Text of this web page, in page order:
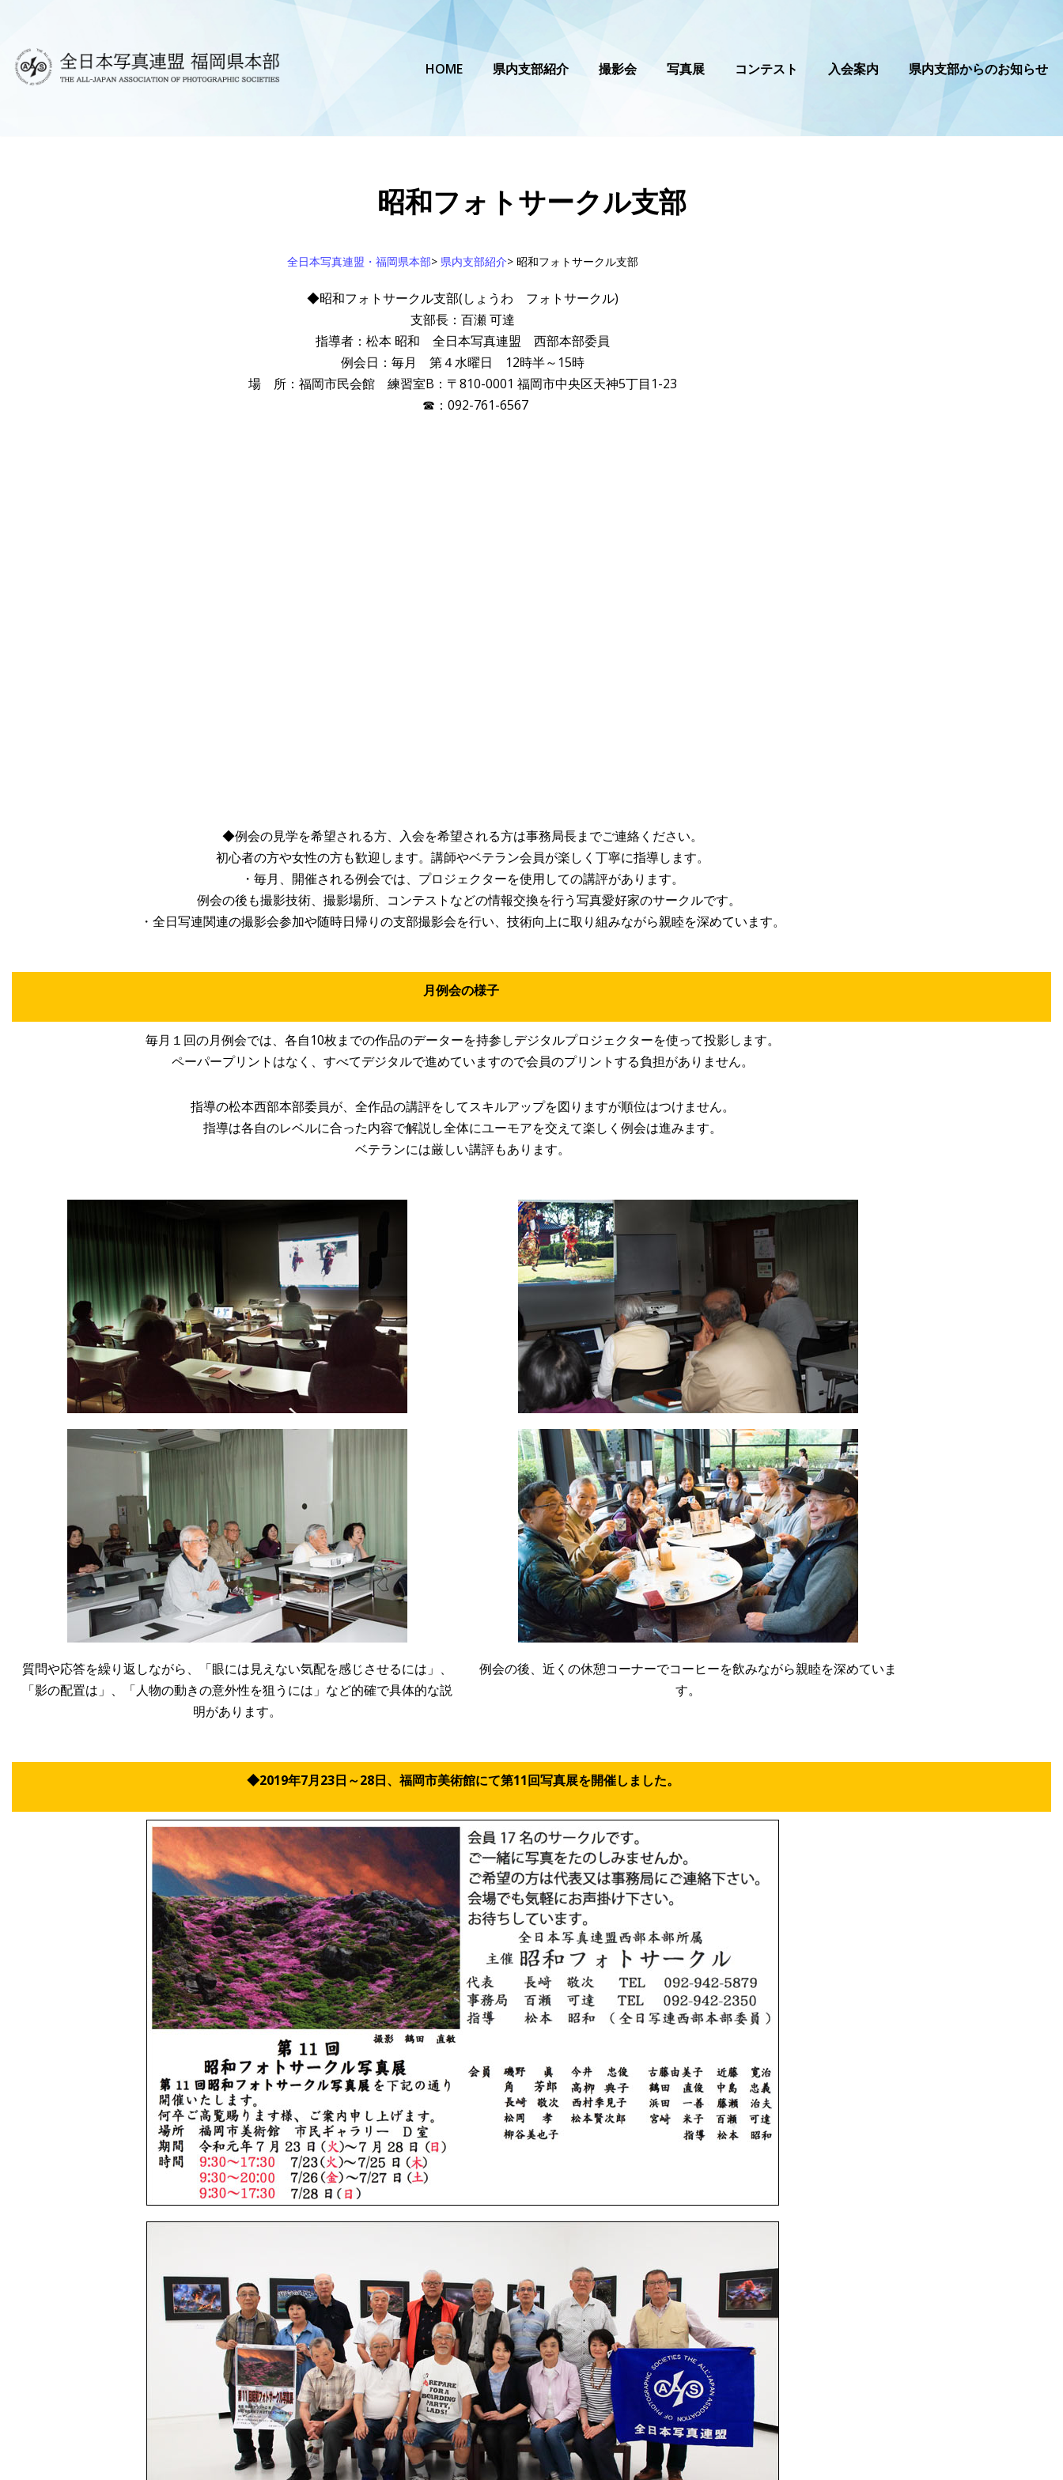
ン
テ
HOME 県内支部紹介 撮影会 写真展 コンテスト 入会案内 県内支部からのお知らせ
昭和フォトサークル支部
全日本写真連盟・福岡県本部> 県内支部紹介> 昭和フォトサークル支部
◆昭和フォトサークル支部(しょうわ フォトサークル)
支部長：百瀬 可達
指導者：松本 昭和 全日本写真連盟 西部本部委員
例会日：毎月 第４水曜日 12時半～15時
場 所：福岡市民会館 練習室B：〒810-0001 福岡市中央区天神5丁目1-23
☎：092-761-6567
◆例会の見学を希望される方、入会を希望される方は事務局長までご連絡ください。
初心者の方や女性の方も歓迎します。講師やベテラン会員が楽しく丁寧に指導します。
・毎月、開催される例会では、プロジェクターを使用しての講評があります。
例会の後も撮影技術、撮影場所、コンテストなどの情報交換を行う写真愛好家のサークルです。
・全日写連関連の撮影会参加や随時日帰りの支部撮影会を行い、技術向上に取り組みながら親睦を深めています。
月例会の様子
毎月１回の月例会では、各自10枚までの作品のデーターを持参しデジタルプロジェクターを使って投影します。
ペーパープリントはなく、すべてデジタルで進めていますので会員のプリントする負担がありません。
指導の松本西部本部委員が、全作品の講評をしてスキルアップを図りますが順位はつけません。
指導は各自のレベルに合った内容で解説し全体にユーモアを交えて楽しく例会は進みます。
ベテランには厳しい講評もあります。
質問や応答を繰り返しながら、「眼には見えない気配を感じさせるには」、
「影の配置は」、「人物の動きの意外性を狙うには」など的確で具体的な説
明があります。
例会の後、近くの休憩コーナーでコーヒーを飲みながら親睦を深めていま
す。
◆2019年7月23日～28日、福岡市美術館にて第11回写真展を開催しました。